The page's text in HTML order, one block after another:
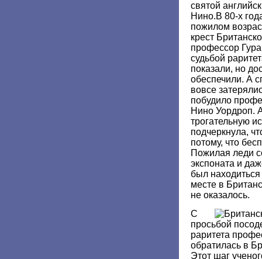
святой
Нино.В 80-х
пожилом
крест
профессор
судьбой
показали, но
обеспечили. А
вовсе
побудило
Нино Уордроп.
трогательную
подчеркнула,
потому, что
Пожилая леди
экспоната и
был
месте в
не оказалось.
С
просьбой
раритета
обратилась в
Этот шаг